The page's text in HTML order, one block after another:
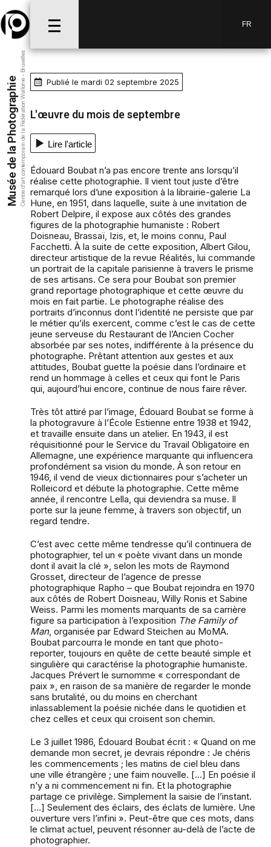
Musée de la PhotographieCentre d’art contemporain de la Fédération Wallonie - Bruxelles
FR
Publié le mardi 02 septembre 2025
L'œuvre du mois de septembre
Lire l'article
Édouard Boubat n’a pas encore trente ans lorsqu’il
réalise cette photographie. Il vient tout juste d’être
remarqué lors d’une exposition à la librairie-galerie La
Hune, en 1951, dans laquelle, suite à une invitation de
Robert Delpire, il expose aux côtés des grandes
figures de la photographie humaniste : Robert
Doisneau, Brassaï, Izis, et, le moins connu, Paul
Facchetti. À la suite de cette exposition, Albert Gilou,
directeur artistique de la revue Réalités, lui commande
un portrait de la capitale parisienne à travers le prisme
de ses artisans. Ce sera pour Boubat son premier
grand reportage photographique et cette œuvre du
mois en fait partie. Le photographe réalise des
portraits d’inconnus dont l’identité ne persiste que par
le métier qu’ils exercent, comme c’est le cas de cette
jeune serveuse du Restaurant de l’Ancien Cocher
absorbée par ses notes, indifférente à la présence du
photographe. Prêtant attention aux gestes et aux
attitudes, Boubat guette la poésie dans l’ordinaire et
rend un hommage à celles et ceux qui font le Paris
qui, aujourd’hui encore, continue de nous faire rêver.
Très tôt attiré par l’image, Édouard Boubat se forme à
la photogravure à l’École Estienne entre 1938 et 1942,
et travaille ensuite dans un atelier. En 1943, il est
réquisitionné pour le Service du Travail Obligatoire en
Allemagne, une expérience marquante qui influencera
profondément sa vision du monde. À son retour en
1946, il vend de vieux dictionnaires pour s’acheter un
Rolleicord et débute la photographie. Cette même
année, il rencontre Lella, qui deviendra sa muse. Il
porte sur la jeune femme, à travers son objectif, un
regard tendre.
C’est avec cette même tendresse qu’il continuera de
photographier, tel un « poète vivant dans un monde
dont il avait la clé », selon les mots de Raymond
Grosset, directeur de l’agence de presse
photographique Rapho – que Boubat rejoindra en 1970
aux côtés de Robert Doisneau, Willy Ronis et Sabine
Weiss. Parmi les moments marquants de sa carrière
figure sa participation à l’exposition The Family of
Man, organisée par Edward Steichen au MoMA.
Boubat parcourra le monde en tant que photo-
reporter, toujours en quête de cette beauté simple et
singulière qui caractérise la photographie humaniste.
Jacques Prévert le surnomme « correspondant de
paix », en raison de sa manière de regarder le monde
sans brutalité, ou du moins en cherchant
inlassablement la poésie nichée dans le quotidien et
chez celles et ceux qui croisent son chemin.
Le 3 juillet 1986, Édouard Boubat écrit : « Quand on me
demande mon secret, je devrais répondre : Je chéris
les commencements ; les matins de ciel bleu dans
une ville étrangère ; une faim nouvelle. […] En poésie il
n’y a ni commencement ni fin. Et la photographie
partage ce privilège. Simplement la saisie de l’instant.
[…] Seulement des éclairs, des éclats de lumière. Une
ouverture vers l’infini ». Peut-être que ces mots, dans
le climat actuel, peuvent résonner au-delà de l’acte de
photographier.